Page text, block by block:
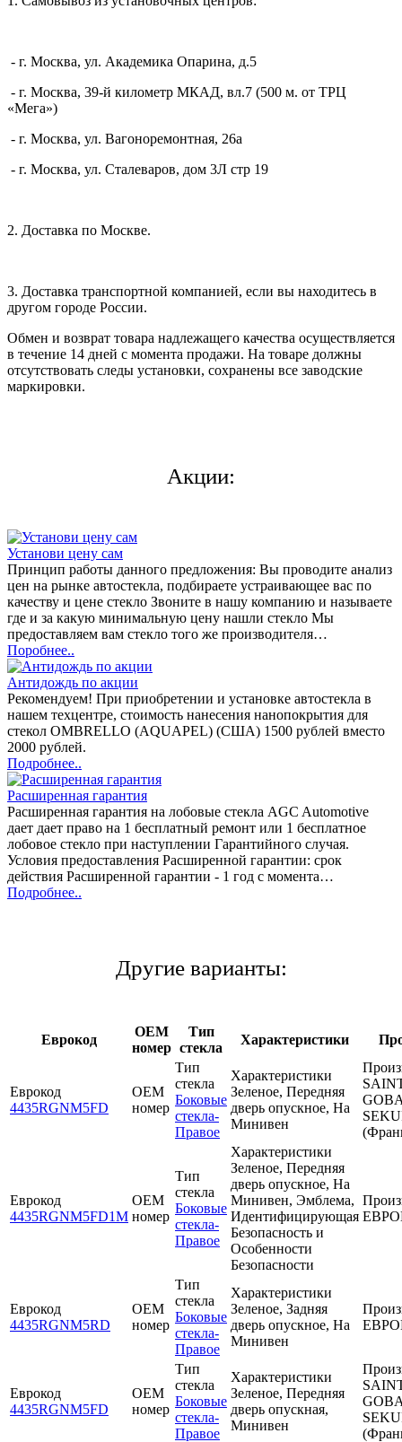
- г. Москва, ул. Академика Опарина, д.5
- г. Москва, 39-й километр МКАД, вл.7 (500 м. от ТРЦ
«Мега»)
- г. Москва, ул. Вагоноремонтная, 26а
- г. Москва, ул. Сталеваров, дом 3Л стр 19
2. Доставка по Москве.
3. Доставка транспортной компанией, если вы находитесь в
другом городе России.
Обмен и возврат товара надлежащего качества осуществляется
в течение 14 дней с момента продажи. На товаре должны
отсутствовать следы установки, сохранены все заводские
маркировки.
Акции:
Установи цену сам
Принцип работы данного предложения: Вы проводите анализ
цен на рынке автостекла, подбираете устраивающее вас по
качеству и цене стекло Звоните в нашу компанию и называете
где и за какую минимальную цену нашли стекло Мы
предоставляем вам стекло того же производителя…
Поробнее..
Антидождь по акции
Рекомендуем! При приобретении и установке автостекла в
нашем техцентре, стоимость нанесения нанопокрытия для
стекол OMBRELLO (AQUAPEL) (США) 1500 рублей вместо
2000 рублей.
Подробнее..
Расширенная гарантия
Расширенная гарантия на лобовые стекла AGC Automotive
дает дает право на 1 бесплатный ремонт или 1 бесплатное
лобовое стекло при наступлении Гарантийного случая.
Условия предоставления Расширенной гарантии: срок
действия Расширенной гарантии - 1 год с момента…
Подробнее..
Другие варианты:
Еврокод
OEM
номер
Тип
стекла
Характеристики
Еврокод
4435RGNM5FD
OEM
номер
Тип
стекла
Боковые
стекла-
Правое
Характеристики
Зеленое, Передняя
дверь опускное, На
Минивен
Еврокод
4435RGNM5FD1M
OEM
номер
Тип
стекла
Боковые
стекла-
Правое
Характеристики
Зеленое, Передняя
дверь опускное, На
Минивен, Эмблема,
Идентифицирующая
Безопасность и
Особенности
Безопасности
Еврокод
4435RGNM5RD
OEM
номер
Тип
стекла
Боковые
стекла-
Правое
Характеристики
Зеленое, Задняя
дверь опускное, На
Минивен
Еврокод
4435RGNM5FD
OEM
номер
Тип
стекла
Боковые
стекла-
Правое
Характеристики
Зеленое, Передняя
дверь опускная,
Минивен